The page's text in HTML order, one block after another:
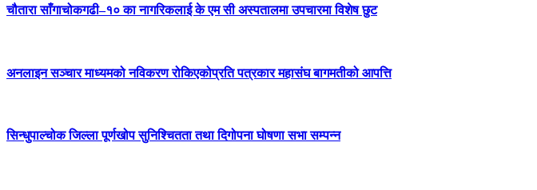
चौतारा साँगाचोकगढी–१० का नागरिकलाई के एम सी अस्पतालमा उपचारमा विशेष छुट
अनलाइन सञ्चार माध्यमको नविकरण रोकिएकोप्रति पत्रकार महासंघ बागमतीको आपत्ति
सिन्धुपाल्चोक जिल्ला पूर्णखोप सुनिश्चितता तथा दिगोपना घोषणा सभा सम्पन्न